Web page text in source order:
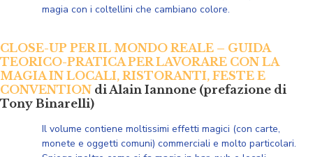
magia con i coltellini che cambiano colore.
CLOSE-UP PER IL MONDO REALE – GUIDA
TEORICO-PRATICA PER LAVORARE CON LA
MAGIA IN LOCALI, RISTORANTI, FESTE E
CONVENTION di Alain Iannone (prefazione di
Tony Binarelli)
Il volume contiene moltissimi effetti magici (con carte,
monete e oggetti comuni) commerciali e molto particolari.